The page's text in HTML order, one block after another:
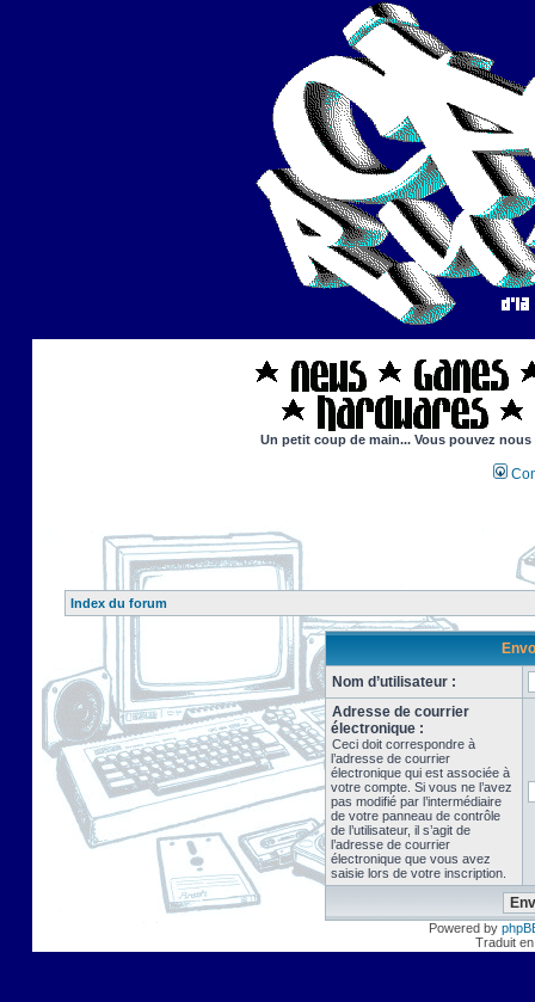
Un petit coup de main... Vous pouvez
Index du forum
Nom d’utilisateur :
Adresse de courrier
électronique :
Ceci doit correspondre à
l’adresse de courrier
électronique qui est associée à
votre compte. Si vous ne l’avez
pas modifié par l’intermédiaire
de votre panneau de contrôle
de l’utilisateur, il s’agit de
l’adresse de courrier
électronique que vous avez
saisie lors de votre inscription.
Powered by
Traduit